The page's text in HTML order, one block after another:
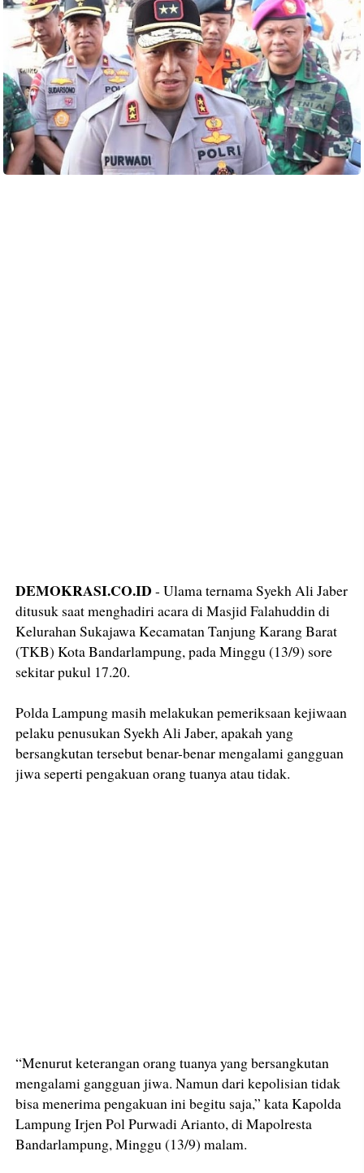
DEMOKRASI.CO.ID - Ulama ternama Syekh Ali Jaber
ditusuk saat menghadiri acara di Masjid Falahuddin di
Kelurahan Sukajawa Kecamatan Tanjung Karang Barat
(TKB) Kota Bandarlampung, pada Minggu (13/9) sore
sekitar pukul 17.20.
Polda Lampung masih melakukan pemeriksaan kejiwaan
pelaku penusukan Syekh Ali Jaber, apakah yang
bersangkutan tersebut benar-benar mengalami gangguan
jiwa seperti pengakuan orang tuanya atau tidak.
“Menurut keterangan orang tuanya yang bersangkutan
mengalami gangguan jiwa. Namun dari kepolisian tidak
bisa menerima pengakuan ini begitu saja,” kata Kapolda
Lampung Irjen Pol Purwadi Arianto, di Mapolresta
Bandarlampung, Minggu (13/9) malam.